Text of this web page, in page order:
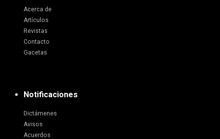
Acerca de
Artículos
Revistas
Contacto
Gacetas
Notificaciones
Dictámenes
Avisos
Acuerdos